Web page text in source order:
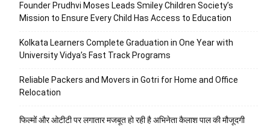
Founder Prudhvi Moses Leads Smiley Children Society’s
Mission to Ensure Every Child Has Access to Education
Kolkata Learners Complete Graduation in One Year with
University Vidya’s Fast Track Programs
Reliable Packers and Movers in Gotri for Home and Office
Relocation
फिल्मों और ओटीटी पर लगातार मजबूत हो रही है अभिनेता कैलाश पाल की मौजूदगी